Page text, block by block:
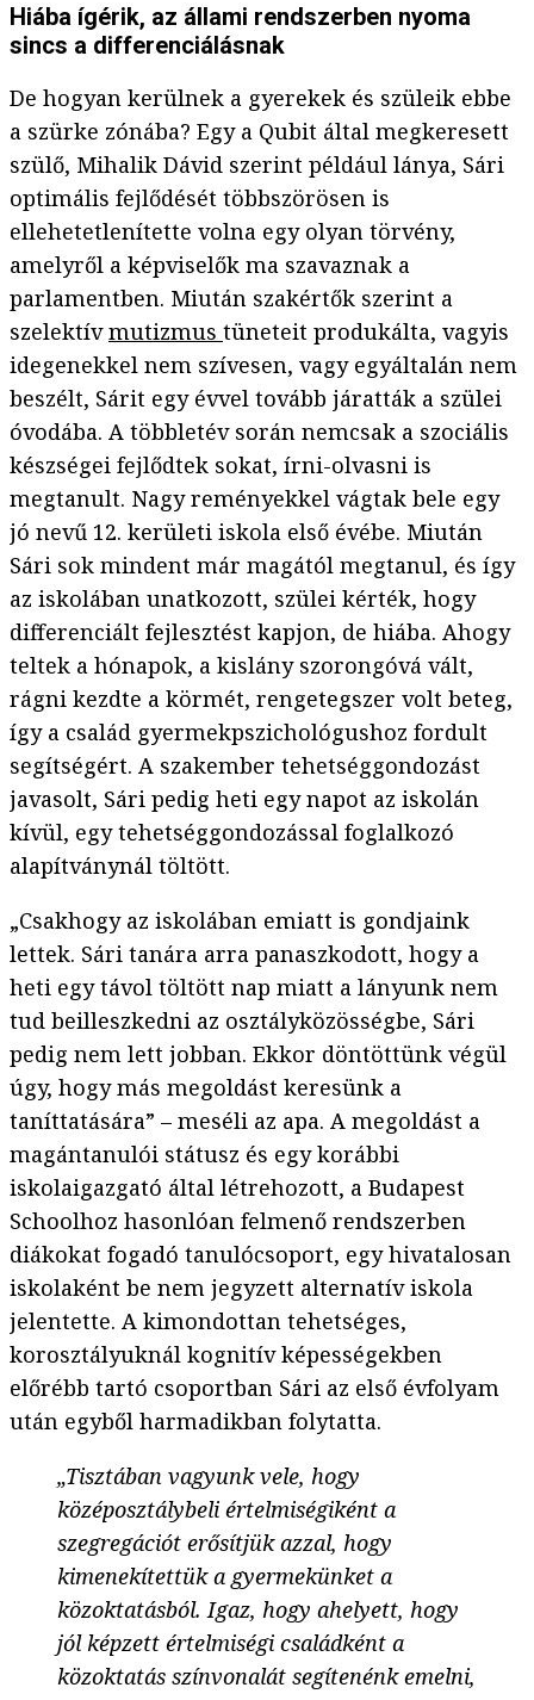
Hiába ígérik, az állami rendszerben nyoma
sincs a differenciálásnak
De hogyan kerülnek a gyerekek és szüleik ebbe
a szürke zónába? Egy a Qubit által megkeresett
szülő, Mihalik Dávid szerint például lánya, Sári
optimális fejlődését többszörösen is
ellehetetlenítette volna egy olyan törvény,
amelyről a képviselők ma szavaznak a
parlamentben. Miután szakértők szerint a
szelektívmutizmus tüneteit produkálta, vagyis
idegenekkel nem szívesen, vagy egyáltalán nem
beszélt, Sárit egy évvel tovább járatták a szülei
óvodába. A többletév során nemcsak a szociális
készségei fejlődtek sokat, írni-olvasni is
megtanult. Nagy reményekkel vágtak bele egy
jó nevű 12. kerületi iskola első évébe. Miután
Sári sok mindent már magától megtanul, és így
az iskolában unatkozott, szülei kérték, hogy
differenciált fejlesztést kapjon, de hiába. Ahogy
teltek a hónapok, a kislány szorongóvá vált,
rágni kezdte a körmét, rengetegszer volt beteg,
így a család gyermekpszichológushoz fordult
segítségért. A szakember tehetséggondozást
javasolt, Sári pedig heti egy napot az iskolán
kívül, egy tehetséggondozással foglalkozó
alapítványnál töltött.
„Csakhogy az iskolában emiatt is gondjaink
lettek. Sári tanára arra panaszkodott, hogy a
heti egy távol töltött nap miatt a lányunk nem
tud beilleszkedni az osztályközösségbe, Sári
pedig nem lett jobban. Ekkor döntöttünk végül
úgy, hogy más megoldást keresünk a
taníttatására” – meséli az apa. A megoldást a
magántanulói státusz és egy korábbi
iskolaigazgató által létrehozott, a Budapest
Schoolhoz hasonlóan felmenő rendszerben
diákokat fogadó tanulócsoport, egy hivatalosan
iskolaként be nem jegyzett alternatív iskola
jelentette. A kimondottan tehetséges,
korosztályuknál kognitív képességekben
előrébb tartó csoportban Sári az első évfolyam
után egyből harmadikban folytatta.
„Tisztában vagyunk vele, hogy
középosztálybeli értelmiségiként a
szegregációt erősítjük azzal, hogy
kimenekítettük a gyermekünket a
közoktatásból. Igaz, hogy ahelyett, hogy
jól képzett értelmiségi családként a
közoktatás színvonalát segítenénk emelni,